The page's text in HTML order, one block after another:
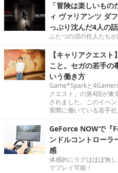
「冒険は楽しいも
ィ ヴァリアンツ ダ
っぷり沈んだ4人の話
ふたつの沼の住人たちが
【キャリアクエス
こと。セガの若手の
いう働き方
Game*Sparkと4Gamer
クエスト」の第4回が東
されました。このイベ
実際に働いている若手
GeForce NOWで『
ンドルコントローラ
感
体感的にラグはほぼ無
でプレイ可能！